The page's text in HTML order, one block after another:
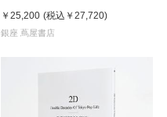
￥25,200 (税込 ￥27,720)
銀座 蔦屋書店